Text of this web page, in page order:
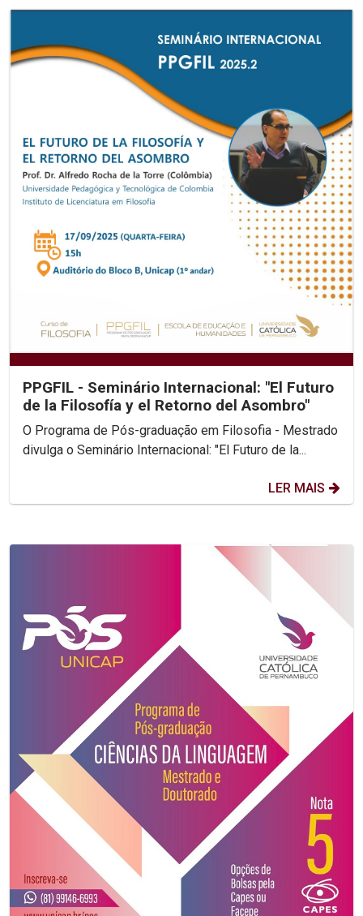
PPGFIL - Seminário Internacional: "El Futuro
de la Filosofía y el Retorno del Asombro"
O Programa de Pós-graduação em Filosofia - Mestrado
divulga o Seminário Internacional: "El Futuro de la...
LER MAIS